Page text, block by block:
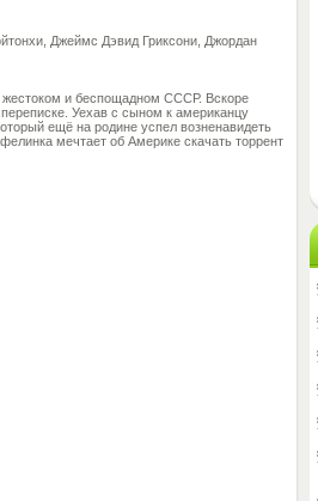
Джеймс Дэвид Гриксони, Джордан
жестоком и беспощадном СССР. Вскоре
Уехав c сыном к американцу
ещё на родине успел возненавидеть
мечтает об Америке скачать торрент